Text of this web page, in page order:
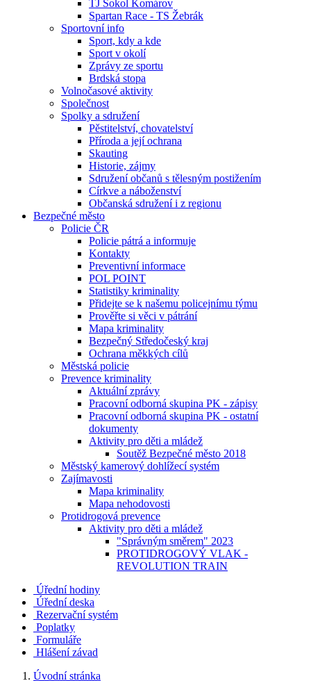
TJ Sokol Komárov
Spartan Race - TS Žebrák
Sportovní info
Sport, kdy a kde
Sport v okolí
Zprávy ze sportu
Brdská stopa
Volnočasové aktivity
Společnost
Spolky a sdružení
Pěstitelství, chovatelství
Příroda a její ochrana
Skauting
Historie, zájmy
Sdružení občanů s tělesným postižením
Církve a náboženství
Občanská sdružení i z regionu
Bezpečné město
Policie ČR
Policie pátrá a informuje
Kontakty
Preventivní informace
POL POINT
Statistiky kriminality
Přidejte se k našemu policejnímu týmu
Prověřte si věci v pátrání
Mapa kriminality
Bezpečný Středočeský kraj
Ochrana měkkých cílů
Městská policie
Prevence kriminality
Aktuální zprávy
Pracovní odborná skupina PK - zápisy
Pracovní odborná skupina PK - ostatní
dokumenty
Aktivity pro děti a mládež
Soutěž Bezpečné město 2018
Městský kamerový dohlížecí systém
Zajímavosti
Mapa kriminality
Mapa nehodovosti
Protidrogová prevence
Aktivity pro děti a mládež
"Správným směrem" 2023
PROTIDROGOVÝ VLAK -
REVOLUTION TRAIN
Úřední hodiny
Úřední deska
Rezervační systém
Poplatky
Formuláře
Hlášení závad
Úvodní stránka